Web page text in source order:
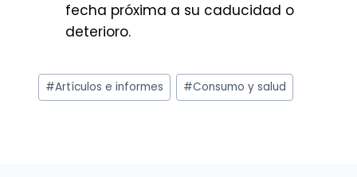
fecha próxima a su caducidad o
deterioro.
Etiquetas
de
#Artículos e informes #Consumo y salud